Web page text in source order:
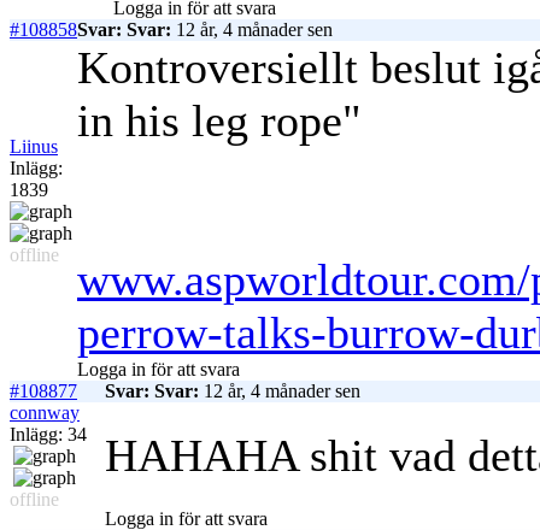
Logga in för att svara
#108858Svar: Svar: 12 år, 4 månader sen
Liinus
Inlägg:
1839
offline
Kontroversiellt beslut
in his leg rope"
perrow-talks-burrow-
Logga in för att svara
#108877
Svar: Svar: 12 år, 4 månader sen
connway
Inlägg: 34
offline
HAHAHA shit vad
Logga in för att svara